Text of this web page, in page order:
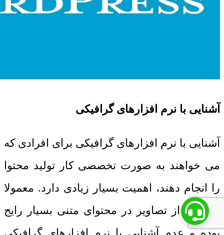
آشنایی با نرم افزارهای گرافیکی
آشنایی با نرم افزارهای گرافیکی برای افرادی که
می خواهند به صورت تخصصی کار تولید محتوا
را انجام دهند، اهمیت بسیار زیادی دارد. معمولا
استفاده از تصاویر در محتوای متنی بسیار رایج